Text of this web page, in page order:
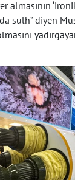
almasının
sulh” diyen